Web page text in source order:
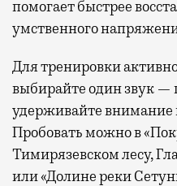
помогает быстрее
умственного
Для тренировки
выбирайте один звук —
удерживайте внимание
Пробовать можно в
Тимирязевском лесу,
или «Долине реки